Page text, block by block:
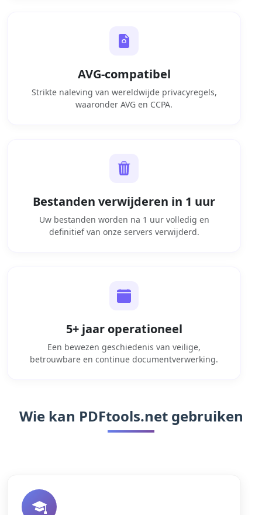
AVG-compatibel
Strikte naleving van wereldwijde privacyregels,
waaronder AVG en CCPA.
Bestanden verwijderen in 1 uur
Uw bestanden worden na 1 uur volledig en
definitief van onze servers verwijderd.
5+ jaar operationeel
Een bewezen geschiedenis van veilige,
betrouwbare en continue documentverwerking.
Wie kan PDFtools.net gebruiken